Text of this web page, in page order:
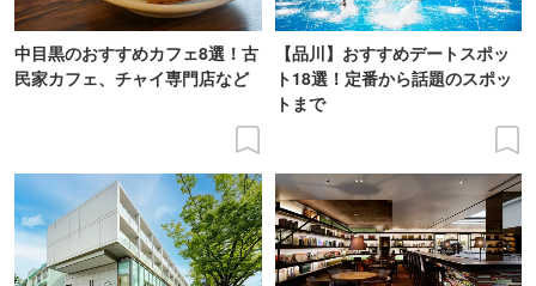
中目黒のおすすめカフェ8選！古
民家カフェ、チャイ専門店など
【品川】おすすめデートスポッ
ト18選！定番から話題のスポッ
トまで